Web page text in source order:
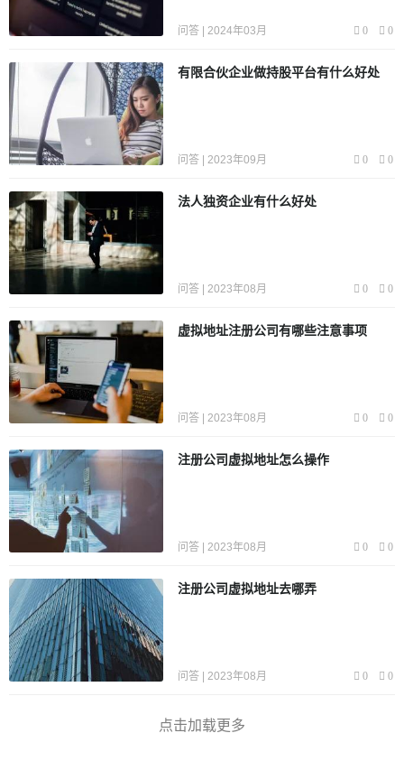
问答 | 2024年03月 0 0
有限合伙企业做持股平台有什么好处
问答 | 2023年09月 0 0
法人独资企业有什么好处
问答 | 2023年08月 0 0
虚拟地址注册公司有哪些注意事项
问答 | 2023年08月 0 0
注册公司虚拟地址怎么操作
问答 | 2023年08月 0 0
注册公司虚拟地址去哪弄
问答 | 2023年08月 0 0
点击加载更多